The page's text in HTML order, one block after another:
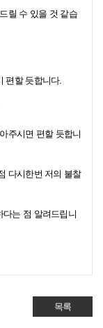
릴 수 있을 것 같습
편할 듯합니다.
주시면 편할 듯합니
다시한번 저의 불찰
는 점 알려드립니
목록